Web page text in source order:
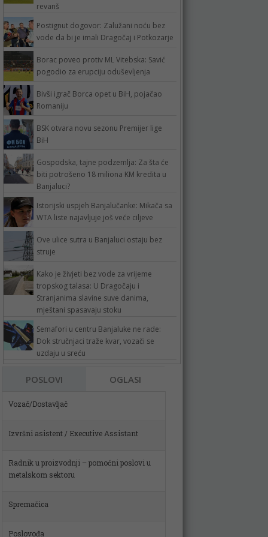
revanš
Postignut dogovor: Zalužani noću bez
vode da bi je imali Dragočaj i Potkozarje
Borac poveo protiv ML Vitebska: Savić
pogodio za erupciju oduševljenja
Bivši igrač Borca opet u BiH, pojačao
Romaniju
BSK otvara novu sezonu Premijer lige
BiH
Gospodska, tajne podzemlja: Za šta će
biti potrošeno 18 miliona KM kredita u
Banjaluci?
Istorijski uspjeh Banjalučanke: Mikača sa
WTA liste najavljuje još veće ciljeve
Ove ulice sutra u Banjaluci ostaju bez
struje
Kako je živjeti bez vode za vrijeme
tropskog talasa: U Dragočaju i
Stranjanima slavine suve danima,
mještani spasavaju stoku
Semafori u centru Banjaluke ne rade:
Dok stručnjaci traže kvar, vozači se
uzdaju u sreću
POSLOVI OGLASI
Izvršni asistent / Executive Assistant
Radnik u proizvodnji – pomoćni poslovi u
Spremačica
Poslovođa
Skladištar (m)